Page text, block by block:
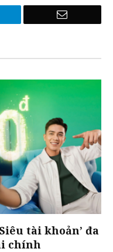
Email
tài khoản’ đa
chính